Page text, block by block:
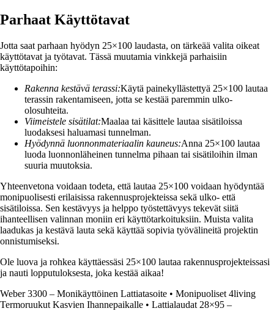
Parhaat Käyttötavat
Jotta saat parhaan hyödyn 25×100 laudasta, on tärkeää valita oikeat
käyttötavat ja työtavat. Tässä muutamia vinkkejä parhaisiin
käyttötapoihin:
Rakenna kestävä terassi:Käytä painekyllästettyä 25×100 lautaa
terassin rakentamiseen, jotta se kestää paremmin ulko-
olosuhteita.
Viimeistele sisätilat:Maalaa tai käsittele lautaa sisätiloissa
luodaksesi haluamasi tunnelman.
Hyödynnä luonnonmateriaalin kauneus:Anna 25×100 lautaa
luoda luonnonläheinen tunnelma pihaan tai sisätiloihin ilman
suuria muutoksia.
Yhteenvetona voidaan todeta, että lautaa 25×100 voidaan hyödyntää
monipuolisesti erilaisissa rakennusprojekteissa sekä ulko- että
sisätiloissa. Sen kestävyys ja helppo työstettävyys tekevät siitä
ihanteellisen valinnan moniin eri käyttötarkoituksiin. Muista valita
laadukas ja kestävä lauta sekä käyttää sopivia työvälineitä projektin
onnistumiseksi.
Ole luova ja rohkea käyttäessäsi 25×100 lautaa rakennusprojekteissasi
ja nauti lopputuloksesta, joka kestää aikaa!
Weber 3300 – Monikäyttöinen Lattiatasoite • Monipuoliset 4living
Termoruukut Kasvien Ihannepaikalle • Lattialaudat 28×95 –